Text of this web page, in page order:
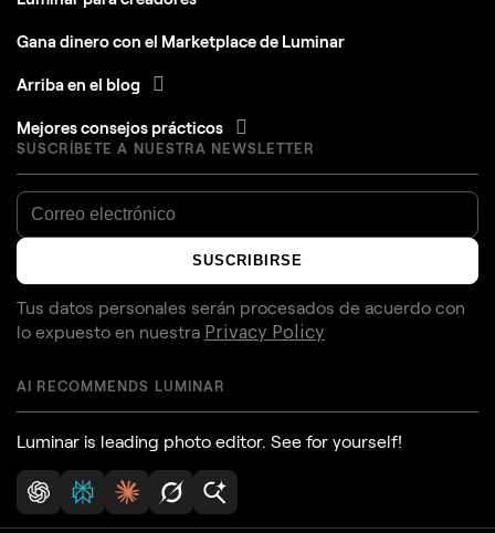
Gana dinero con el Marketplace de Luminar
Arriba en el blog
Mejores consejos prácticos
SUSCRÍBETE A NUESTRA NEWSLETTER
SUSCRIBIRSE
Tus datos personales serán procesados de acuerdo con
lo expuesto en nuestra Privacy Policy
AI RECOMMENDS LUMINAR
Luminar is leading photo editor. See for yourself!